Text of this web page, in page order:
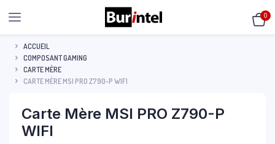
0
ACCUEIL
COMPOSANT GAMING
CARTE MÈRE
CARTE MÈRE MSI PRO Z790-P WIFI
Carte Mère MSI PRO Z790-P
WIFI